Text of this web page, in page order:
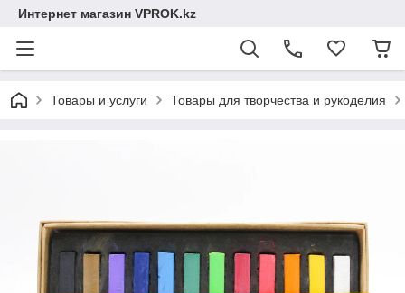
Интернет магазин VPROK.kz
Товары и услуги Товары для творчества и рукоделия